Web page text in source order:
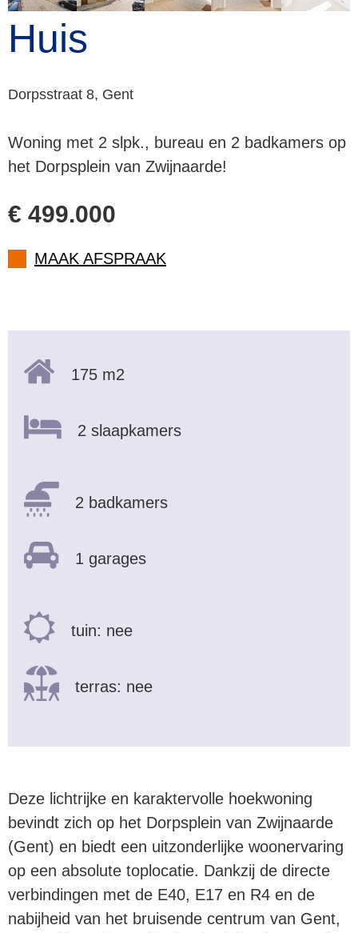
Huis
Dorpsstraat 8, Gent
Woning met 2 slpk., bureau en 2 badkamers op
het Dorpsplein van Zwijnaarde!
€ 499.000
MAAK AFSPRAAK
175 m2
2 slaapkamers
2 badkamers
1 garages
tuin: nee
terras: nee
Deze lichtrijke en karaktervolle hoekwoning
bevindt zich op het Dorpsplein van Zwijnaarde
(Gent) en biedt een uitzonderlijke woonervaring
op een absolute toplocatie. Dankzij de directe
verbindingen met de E40, E17 en R4 en de
nabijheid van het bruisende centrum van Gent,